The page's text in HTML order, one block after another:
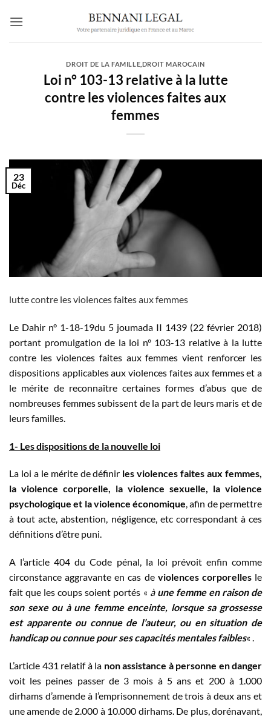
DROIT DE LA FAMILLE DROIT MAROCAIN
Loi n° 103-13 relative à la lutte
contre les violences faites aux
femmes
23
Déc
lutte contre les violences faites aux femmes
Le Dahir n° 1-18-19du 5 joumada II 1439 (22 février 2018)
portant promulgation de la loi n° 103-13 relative à la lutte
contre les violences faites aux femmes vient renforcer les
dispositions applicables aux violences faites aux femmes et a
le mérite de reconnaître certaines formes d’abus que de
nombreuses femmes subissent de la part de leurs maris et de
leurs familles.
1- Les dispositions de la nouvelle loi
La loi a le mérite de définir les violences faites aux femmes,
la violence corporelle, la violence sexuelle, la violence
psychologique et la violence économique, afin de permettre
à tout acte, abstention, négligence, etc correspondant à ces
définitions d’être puni.
A l’article 404 du Code pénal, la loi prévoit enfin comme
circonstance aggravante en cas de violences corporellesle
fait que les coups soient portés « à une femme en raison de
son sexe ou à une femme enceinte, lorsque sa grossesse
est apparente ou connue de l’auteur, ou en situation de
handicap ou connue pour ses capacités mentales faibles« .
L’article 431 relatif à la non assistance à personne en danger
voit les peines passer de 3 mois à 5 ans et 200 à 1.000
dirhams d’amende à l’emprisonnement de trois à deux ans et
une amende de 2.000 à 10.000 dirhams. De plus, dorénavant,